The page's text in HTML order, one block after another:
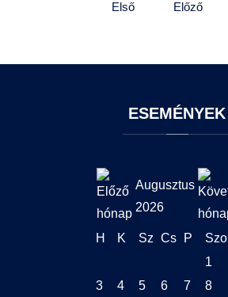
Első Előző
ESEMÉNYEK
Augusztus
2026
H K Sz Cs P Szo
1
3
4 5 6 7 8